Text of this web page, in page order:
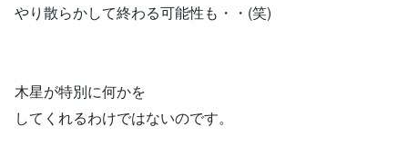
やり散らかして終わる可能性も・・(笑)
木星が特別に何かを
してくれるわけではないのです。